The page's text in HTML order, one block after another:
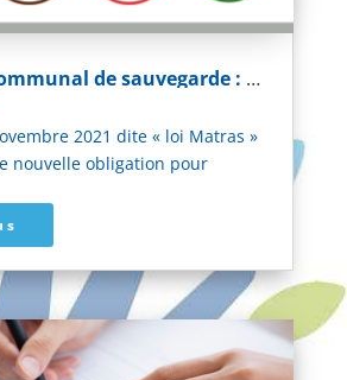
Plan intercommunal de sauvegarde : une échéance fixée au 26 novembre 2026 pour les intercommunalités concernées
2021 dite « loi Matras »
nouvelle obligation pour